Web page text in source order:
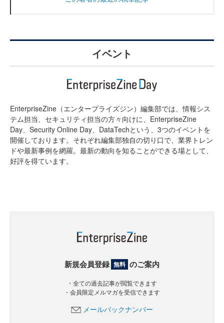
イベント
EnterpriseZine（エンタープライズジン）編集部では、情報シス
テム担当、セキュリティ担当の方々向けに、EnterpriseZine
Day、Security Online Day、DataTechという、3つのイベントを
開催しております。それぞれ編集部独自の切り口で、業界トレン
ドや最新事例を網羅。最新の動向を知ることができる場として、
好評を得ています。
新規会員登録 無料 のご案内
・全ての過去記事が閲覧できます
・会員限定メルマガを受信できます
メールバックナンバー